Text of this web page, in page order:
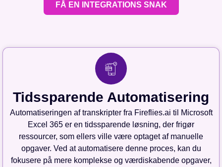
FÅ EN INTEGRATIONS SNAK
Tidssparende Automatisering
Automatiseringen af transkripter fra Fireflies.ai til Microsoft
Excel 365 er en tidssparende løsning, der frigør
ressourcer, som ellers ville være optaget af manuelle
opgaver. Ved at automatisere denne proces, kan du
fokusere på mere komplekse og værdiskabende opgaver,